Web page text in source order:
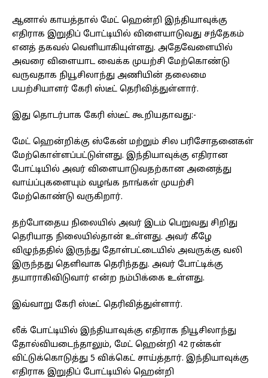
ஆனால் காயத்தால் மேட் ஹென்றி இந்தியாவுக்கு
எதிராக இறுதிப் போட்டியில் விளையாடுவது சந்தேகம்
எனத் தகவல் வெளியாகியுள்ளது. அதேவேளையில்
அவரை விளையாட வைக்க முயற்சி மேற்கொண்டு
வருவதாக நியூசிலாந்து அணியின் தலைமை
பயற்சியாளர் கேரி ஸ்டீட் தெரிவித்துள்ளார்.
இது தொடர்பாக கேரி ஸ்டீட் கூறியதாவது:-
மேட் ஹென்றிக்கு ஸ்கேன் மற்றும் சில பரிசோதனைகள்
மேற்கொள்ளப்பட்டுள்ளது. இந்தியாவுக்கு எதிரான
போட்டியில் அவர் விளையாடுவதற்கான அனைத்து
வாய்ப்புகளையும் வழங்க நாங்கள் முயற்சி
மேற்கொண்டு வருகிறார்.
தற்போதைய நிலையில் அவர் இடம் பெறுவது சிறிது
தெரியாத நிலையில்தான் உள்ளது. அவர் கீழே
விழுந்ததில் இருந்து தோள்பட்டையில் அவருக்கு வலி
இருந்தது தெளிவாக தெரிந்தது. அவர் போட்டிக்கு
தயாராகிவிடுவார் என்ற நம்பிக்கை உள்ளது.
இவ்வாறு கேரி ஸ்டீட் தெரிவித்துள்ளார்.
லீக் போட்டியில் இந்தியாவுக்கு எதிராக நியூசிலாந்து
தோல்வியடைந்தாலும், மேட் ஹென்றி 42 ரன்கள்
விட்டுக்கொடுத்து 5 விக்கெட் சாய்த்தார். இந்தியாவுக்கு
எதிராக இறுதிப் போட்டியில் ஹென்றி